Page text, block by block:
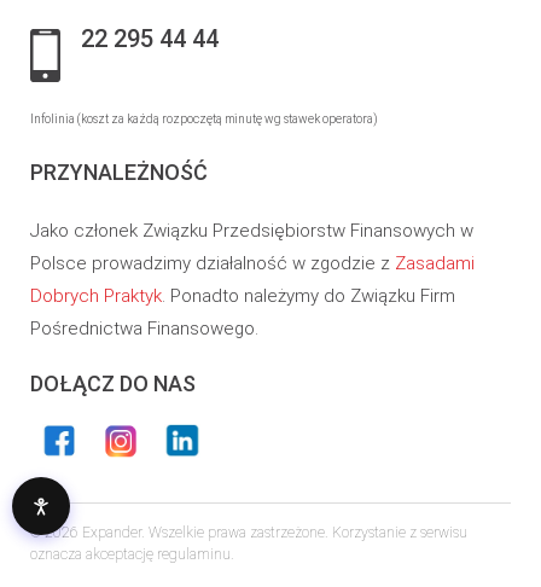
22 295 44 44
Infolinia (koszt za każdą rozpoczętą minutę wg stawek operatora)
PRZYNALEŻNOŚĆ
Jako członek Związku Przedsiębiorstw Finansowych w
Polsce prowadzimy działalność w zgodzie z Zasadami
Dobrych Praktyk. Ponadto należymy do Związku Firm
Pośrednictwa Finansowego.
DOŁĄCZ DO NAS
© 2026 Expander. Wszelkie prawa zastrzeżone. Korzystanie z serwisu
oznacza akceptację regulaminu.